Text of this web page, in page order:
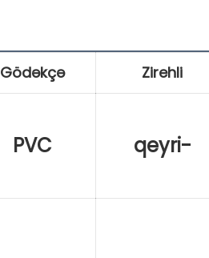
Gödəkçə Zirehli
PVC qeyri-